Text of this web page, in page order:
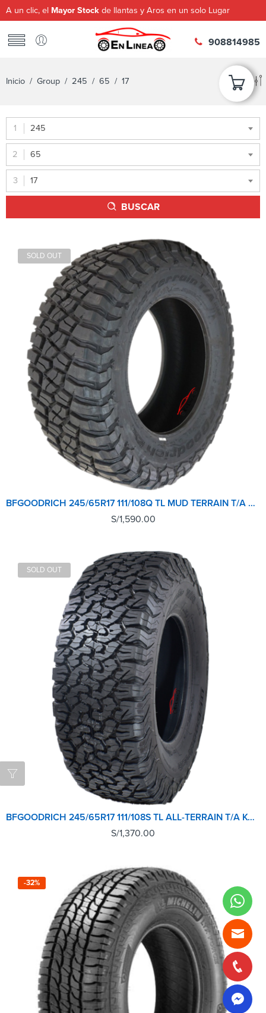
A un clic, el Mayor Stock de llantas y Aros en un solo Lugar
908814985
Inicio / Group / 245 / 65 / 17
245
65
17
BUSCAR
SOLD OUT
BFGOODRICH 245/65R17 111/108Q TL MUD TERRAIN T/A KM3 LRD GO
S/1,590.00
SOLD OUT
BFGOODRICH 245/65R17 111/108S TL ALL-TERRAIN T/A KO2 LRD RWL GO
S/1,370.00
-32%